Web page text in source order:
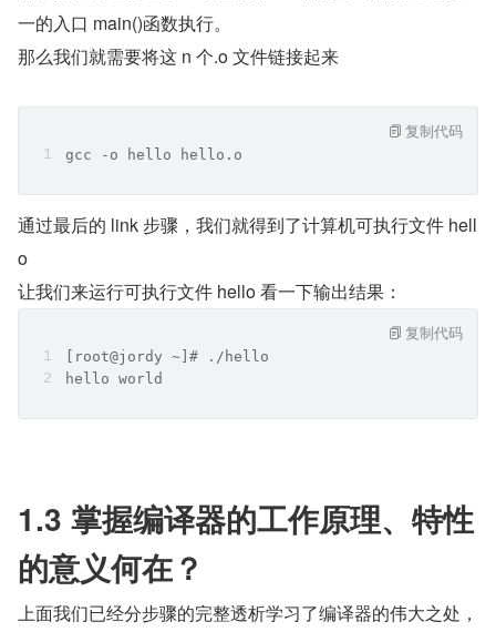
一的入口 main()函数执行。
那么我们就需要将这 n 个.o 文件链接起来
gcc -o hello hello.o
复制代码
通过最后的 link 步骤，我们就得到了计算机可执行文件 hell
o
让我们来运行可执行文件 hello 看一下输出结果：
[root@jordy ~]# ./hello
hello world
复制代码
1.3 掌握编译器的工作原理、特性
的意义何在？
上面我们已经分步骤的完整透析学习了编译器的伟大之处，